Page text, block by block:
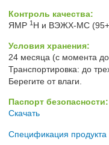
Контроль качества:
ЯМР 1 H и ВЭЖХ-МС
Условия хранения:
24 месяца (с момента
Транспортировка: до
Берегите от влаги.
Паспорт безопасности:
Скачать
Спецификация продукта